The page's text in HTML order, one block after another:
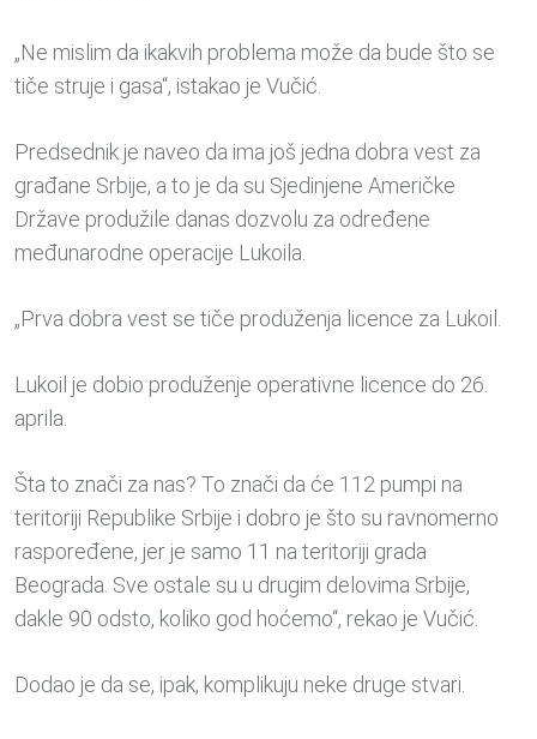
„Ne mislim da ikakvih problema može da bude što se
tiče struje i gasa“, istakao je Vučić.
Predsednik je naveo da ima još jedna dobra vest za
građane Srbije, a to je da su Sjedinjene Američke
Države produžile danas dozvolu za određene
međunarodne operacije Lukoila.
„Prva dobra vest se tiče produženja licence za Lukoil.
Lukoil je dobio produženje operativne licence do 26.
aprila.
Šta to znači za nas? To znači da će 112 pumpi na
teritoriji Republike Srbije i dobro je što su ravnomerno
raspoređene, jer je samo 11 na teritoriji grada
Beograda. Sve ostale su u drugim delovima Srbije,
dakle 90 odsto, koliko god hoćemo“, rekao je Vučić.
Dodao je da se, ipak, komplikuju neke druge stvari.